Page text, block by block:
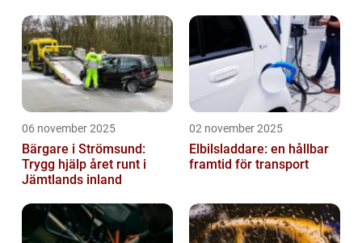
06 november 2025
Bärgare i Strömsund:
Trygg hjälp året runt i
Jämtlands inland
02 november 2025
Elbilsladdare: en hållbar
framtid för transport